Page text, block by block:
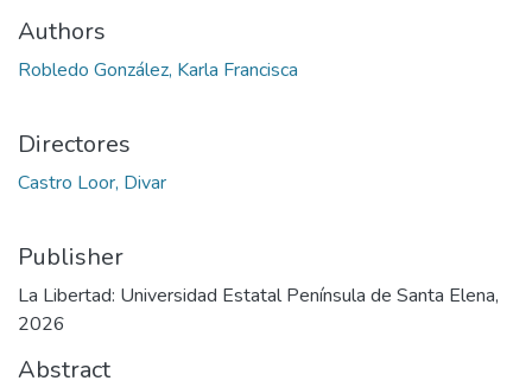
Authors
Robledo González, Karla Francisca
Directores
Castro Loor, Divar
Publisher
La Libertad: Universidad Estatal Península de Santa Elena,
2026
Abstract